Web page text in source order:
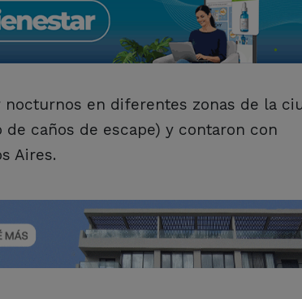
en diferentes zonas de la
caños de escape) y contaron con
Aires.